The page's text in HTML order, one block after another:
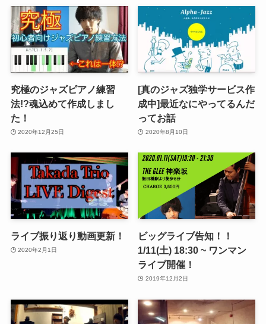
究極のジャズピアノ練習
法!?魂込めて作成しまし
た！
2020年12月25日
[真のジャズ独学サービス作
成中]最近なにやってるんだ
ってお話
2020年8月10日
ライブ振り返り動画更新！
2020年2月1日
ビッグライブ告知！！
1/11(土) 18:30 ~ ワンマン
ライブ開催！
2019年12月2日